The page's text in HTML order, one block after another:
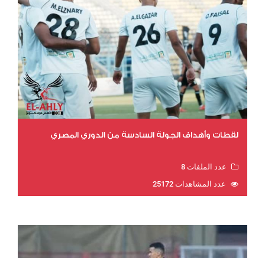
لقطات وأهداف الجولة السادسة من الدوري المصري
عدد الملفات 8
عدد المشاهدات 25172